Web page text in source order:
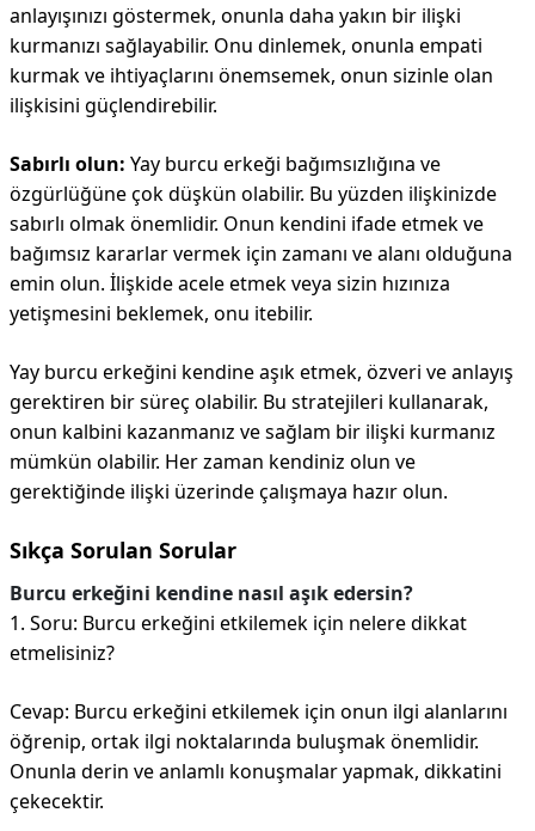
anlayışınızı göstermek, onunla daha yakın bir ilişki
kurmanızı sağlayabilir. Onu dinlemek, onunla empati
kurmak ve ihtiyaçlarını önemsemek, onun sizinle olan
ilişkisini güçlendirebilir.
Sabırlı olun: Yay burcu erkeği bağımsızlığına ve
özgürlüğüne çok düşkün olabilir. Bu yüzden ilişkinizde
sabırlı olmak önemlidir. Onun kendini ifade etmek ve
bağımsız kararlar vermek için zamanı ve alanı olduğuna
emin olun. İlişkide acele etmek veya sizin hızınıza
yetişmesini beklemek, onu itebilir.
Yay burcu erkeğini kendine aşık etmek, özveri ve anlayış
gerektiren bir süreç olabilir. Bu stratejileri kullanarak,
onun kalbini kazanmanız ve sağlam bir ilişki kurmanız
mümkün olabilir. Her zaman kendiniz olun ve
gerektiğinde ilişki üzerinde çalışmaya hazır olun.
Sıkça Sorulan Sorular
Burcu erkeğini kendine nasıl aşık edersin?
1. Soru: Burcu erkeğini etkilemek için nelere dikkat
etmelisiniz?
Cevap: Burcu erkeğini etkilemek için onun ilgi alanlarını
öğrenip, ortak ilgi noktalarında buluşmak önemlidir.
Onunla derin ve anlamlı konuşmalar yapmak, dikkatini
çekecektir.